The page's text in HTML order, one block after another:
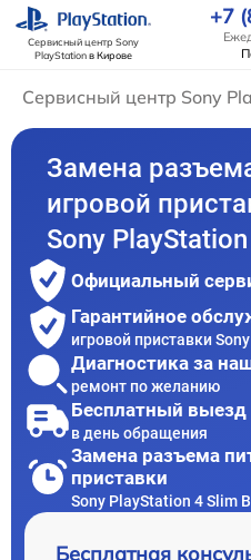
Сервисный центр Sony
PlayStationв Кирове
+7
Сервисный центр Sony
Замена
игровой
Sony
Официальный
Гарантийное
игровой приставки
Диагностика за
ремонт по желанию
Бесплатный выезд
в день обращения
Замена разъема
приставки
Sony PlayStation 4 Slim
Бесплатная